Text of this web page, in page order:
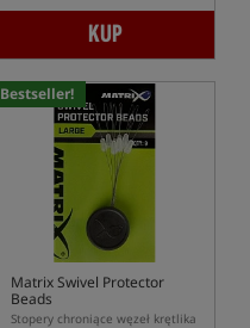
KUP
Bestseller!
Matrix Swivel Protector
Beads
Stopery chroniące węzeł krętlika